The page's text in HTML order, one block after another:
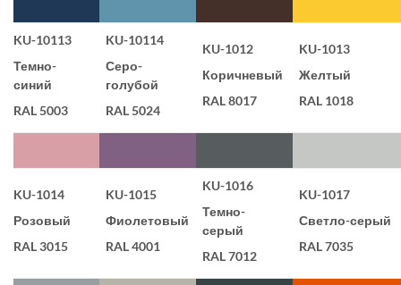
KU-10113
Темно-
синий
RAL 5003
KU-10114
Серо-
голубой
RAL 5024
KU-1012
Коричневый
RAL 8017
KU-1013
Желтый
RAL 1018
KU-1014
Розовый
RAL 3015
KU-1015
Фиолетовый
RAL 4001
KU-1016
Темно-
серый
RAL 7012
KU-1017
Светло-серый
RAL 7035